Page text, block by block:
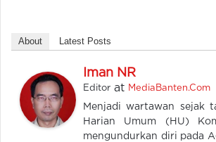
About Latest Posts
Iman NR
Editor at MediaBanten.Com
Menjadi wartawan sejak
Harian Umum (HU)
mengundurkan diri pada